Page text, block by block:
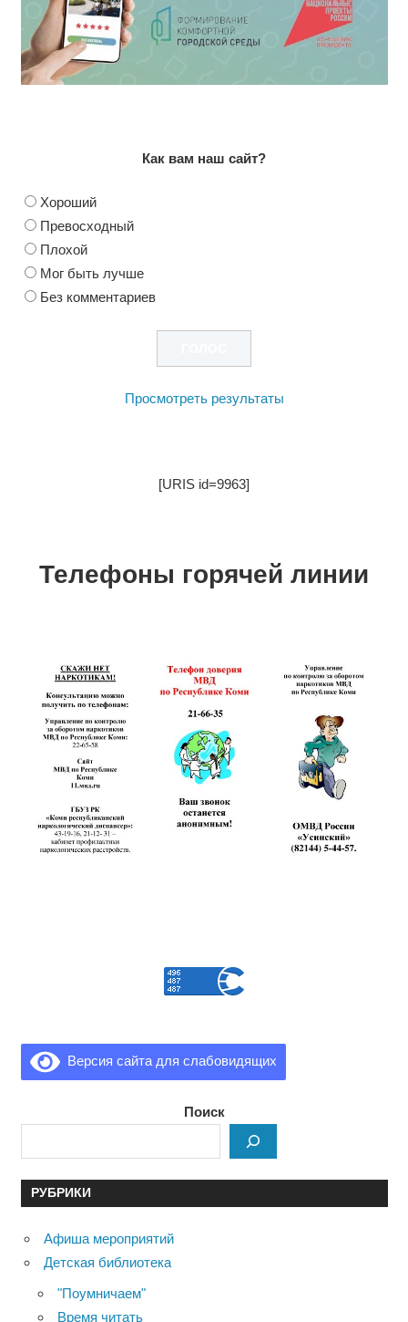
Как вам наш сайт?
Хороший
Превосходный
Плохой
Мог быть лучше
Без комментариев
Просмотреть результаты
[URIS id=9963]
Телефоны горячей линии
Версия сайта для слабовидящих
Поиск
РУБРИКИ
Афиша мероприятий
Детская библиотека
"Поумничаем"
Время читать